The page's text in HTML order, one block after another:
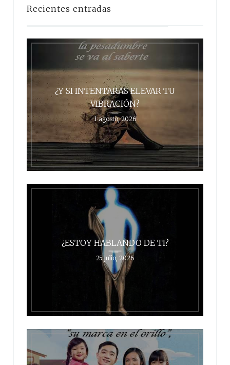
Recientes entradas
¿Y SI INTENTARAS ELEVAR TU
VIBRACIÓN?
1 agosto, 2026
¿ESTOY HABLANDO DE TI?
25 julio, 2026